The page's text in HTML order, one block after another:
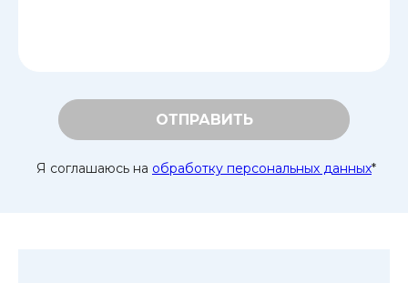
ОТПРАВИТЬ
Я соглашаюсь на обработку персональных данных*